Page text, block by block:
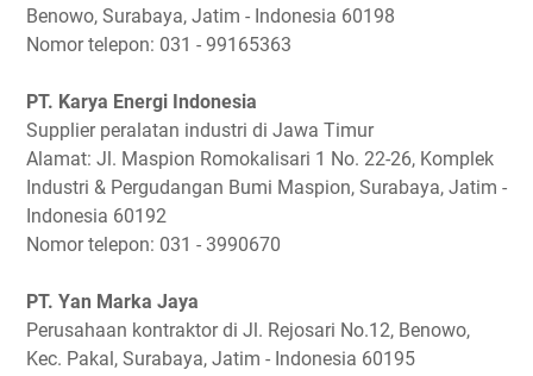
Benowo, Surabaya, Jatim - Indonesia 60198
Nomor telepon: 031 - 99165363
PT. Karya Energi Indonesia
Supplier peralatan industri di Jawa Timur
Alamat: Jl. Maspion Romokalisari 1 No. 22-26, Komplek
Industri & Pergudangan Bumi Maspion, Surabaya, Jatim -
Indonesia 60192
Nomor telepon: 031 - 3990670
PT. Yan Marka Jaya
Perusahaan kontraktor di Jl. Rejosari No.12, Benowo,
Kec. Pakal, Surabaya, Jatim - Indonesia 60195